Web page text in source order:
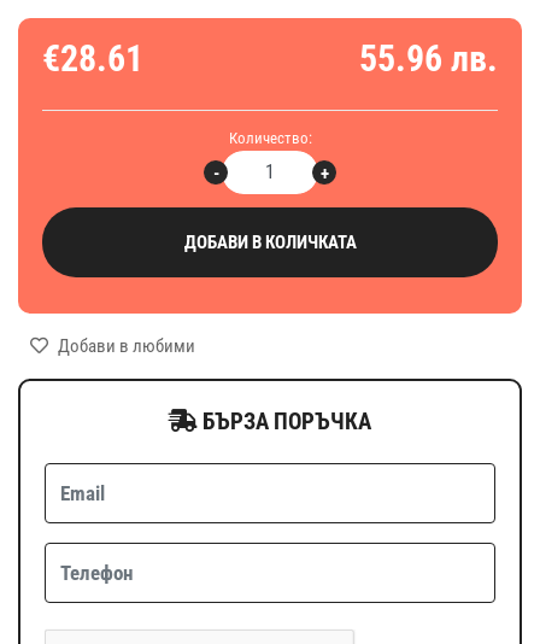
€28.61 55.96 лв.
Количество:
+
-
ДОБАВИ В КОЛИЧКАТА
Добави в любими
БЪРЗА ПОРЪЧКА